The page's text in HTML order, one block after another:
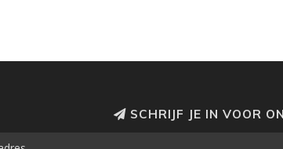
SCHRIJF JE IN VOOR